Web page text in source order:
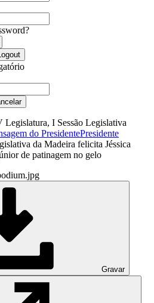
Legislatura, I Sessão Legislativa
do PresidentePresidente
da Madeira felicita Jéssica
de patinagem no gelo
Gravar